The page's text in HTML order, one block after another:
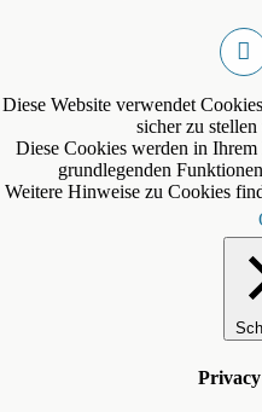
Diese Website verwendet
sicher zu
Diese Cookies werden in
grundlegenden
Weitere Hinweise zu Cookies